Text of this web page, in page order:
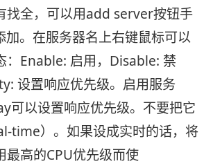
找全，可以用add server按钮手
加。在服务器名上右键鼠标可以
：Enable: 启用，Disable: 禁
设置响应优先级。启用服务
可以设置响应优先级。不要把它
time）。如果设成实时的话，将
最高的CPU优先级而使